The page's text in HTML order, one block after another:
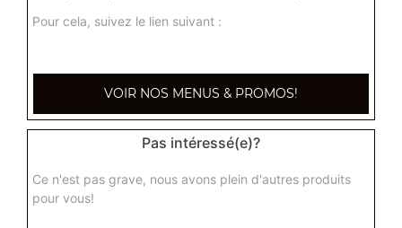
Pour cela, suivez le lien suivant :
VOIR NOS MENUS & PROMOS!
Pas intéressé(e)?
Ce n'est pas grave, nous avons plein d'autres produits
pour vous!